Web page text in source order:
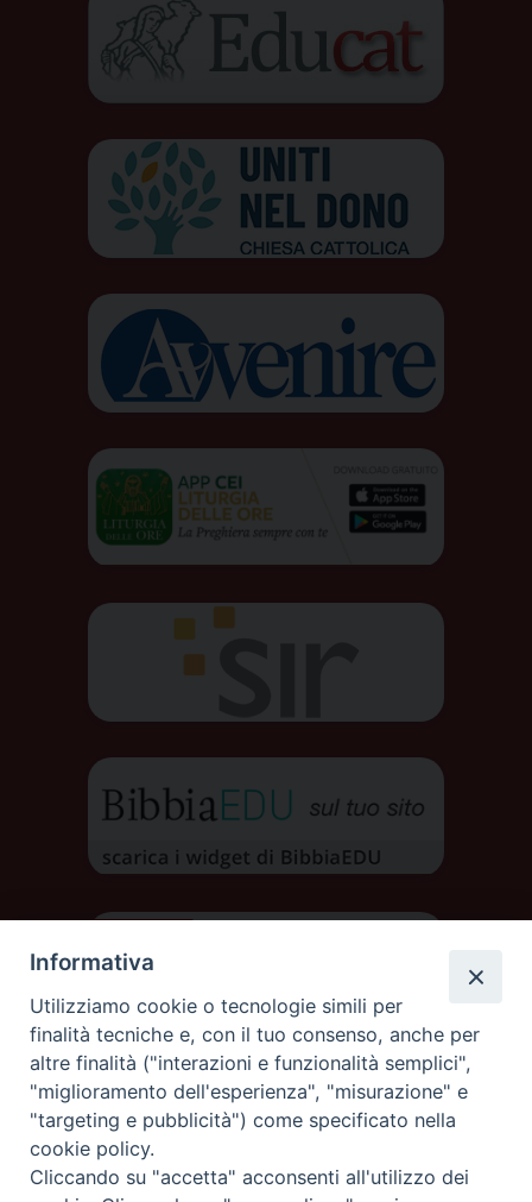
Informativa
Utilizziamo cookie o tecnologie simili per
finalità tecniche e, con il tuo consenso, anche per
altre finalità ("interazioni e funzionalità semplici",
"miglioramento dell'esperienza", "misurazione" e
"targeting e pubblicità") come specificato nella
cookie policy.
Cliccando su "accetta" acconsenti all'utilizzo dei